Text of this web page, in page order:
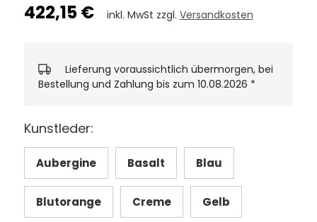
422,15 € inkl. MwSt zzgl. Versandkosten
Lieferung voraussichtlich übermorgen, bei
Bestellung und Zahlung bis zum 10.08.2026 *
Kunstleder:
Aubergine Basalt Blau
Blutorange Creme Gelb